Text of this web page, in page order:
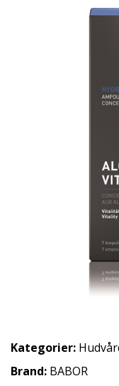
Kategorier:
Brand: BABOR